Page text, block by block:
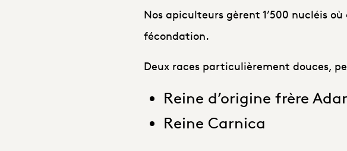
Nos apiculteurs gèrent 1’500 nucléis
fécondation.
Deux races particulièrement douces,
Reine d’origine frère
Reine Carnica